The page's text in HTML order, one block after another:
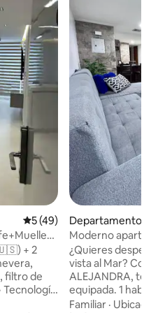
Calificación promedio: 5 de
5 (49)
🇺🇸) + 2
filtro de
Departamento
Moderno
lechería
¿Quieres
vista al Mar? Conjunto Residencial
ALEJANDRA, te lo
equipada. 1
cama King y baño
Familiar ·